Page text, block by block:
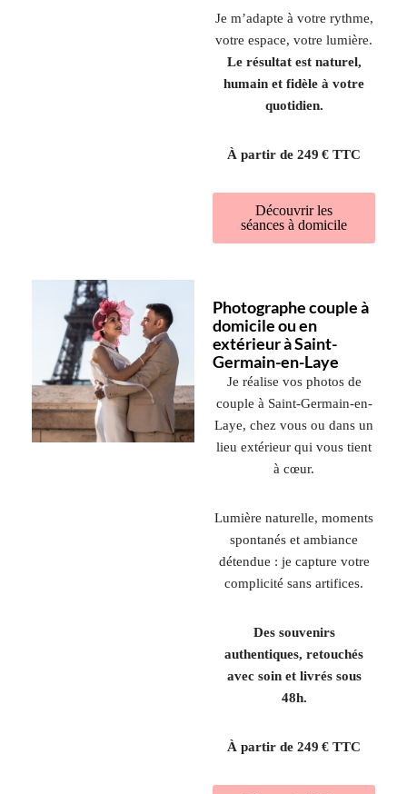
Je m’adapte à votre rythme,
votre espace, votre lumière.
Le résultat est naturel,
humain et fidèle à votre
quotidien.
À partir de 249 € TTC
Découvrir les
séances à domicile
Photographe couple à
domicile ou en
extérieur à Saint-
Germain-en-Laye
Je réalise vos photos de
couple à Saint-Germain-en-
Laye, chez vous ou dans un
lieu extérieur qui vous tient
à cœur.
Lumière naturelle, moments
spontanés et ambiance
détendue : je capture votre
complicité sans artifices.
Des souvenirs
authentiques, retouchés
avec soin et livrés sous
48h.
À partir de 249 € TTC